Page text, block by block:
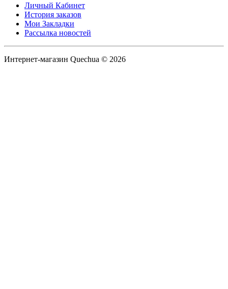
Личный Кабинет
История заказов
Мои Закладки
Рассылка новостей
Интернет-магазин Quechua © 2026